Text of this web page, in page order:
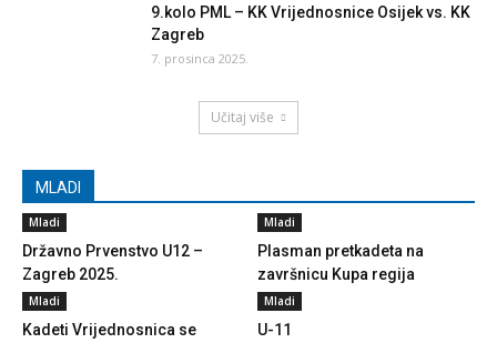
9.kolo PML – KK Vrijednosnice Osijek vs. KK
Zagreb
7. prosinca 2025.
Učitaj više
MLADI
Mladi
Državno Prvenstvo U12 –
Zagreb 2025.
Mladi
Plasman pretkadeta na
završnicu Kupa regija
Mladi
Kadeti Vrijednosnica se
Mladi
U-11